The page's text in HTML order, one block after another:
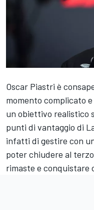
Oscar Piastri è
momento complicato
un obiettivo realistico
punti di vantaggio di
infatti di gestire con
poter chiudere al
rimaste e conquistare